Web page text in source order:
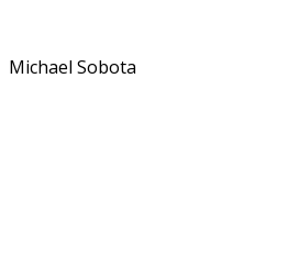
Michael Sobota